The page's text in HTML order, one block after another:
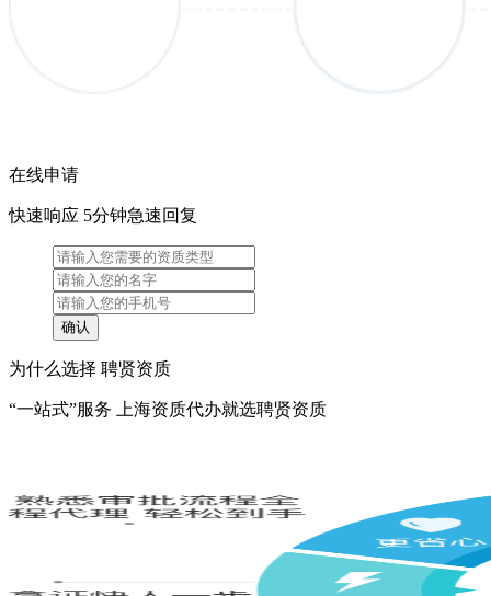
在线申请
快速响应 5分钟急速回复
为什么选择 聘贤资质
“一站式”服务 上海资质代办就选聘贤资质